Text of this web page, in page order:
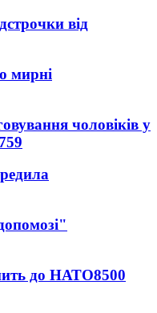
від
мирні
чоловіків у
до НАТО8500